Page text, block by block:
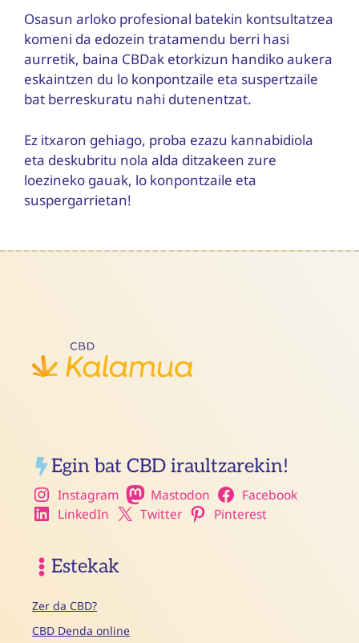
Osasun arloko profesional batekin kontsultatzea
komeni da edozein tratamendu berri hasi
aurretik, baina CBDak etorkizun handiko aukera
eskaintzen du lo konpontzaile eta suspertzaile
bat berreskuratu nahi dutenentzat.
Ez itxaron gehiago, proba ezazu kannabidiola
eta deskubritu nola alda ditzakeen zure
loezineko gauak, lo konpontzaile eta
suspergarrietan!
Egin bat CBD iraultzarekin!
Instagram Mastodon
Facebook
LinkedIn
Twitter Pinterest
Estekak
Zer da CBD?
CBD Denda online